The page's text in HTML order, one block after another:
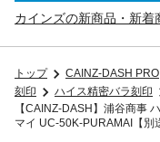
カインズの新商品・新着
トップ CAINZ-DASH PRO
刻印
ハイス精密バラ刻印
【CAINZ-DASH】浦谷商
マイ UC-50K-PURAMAI【別